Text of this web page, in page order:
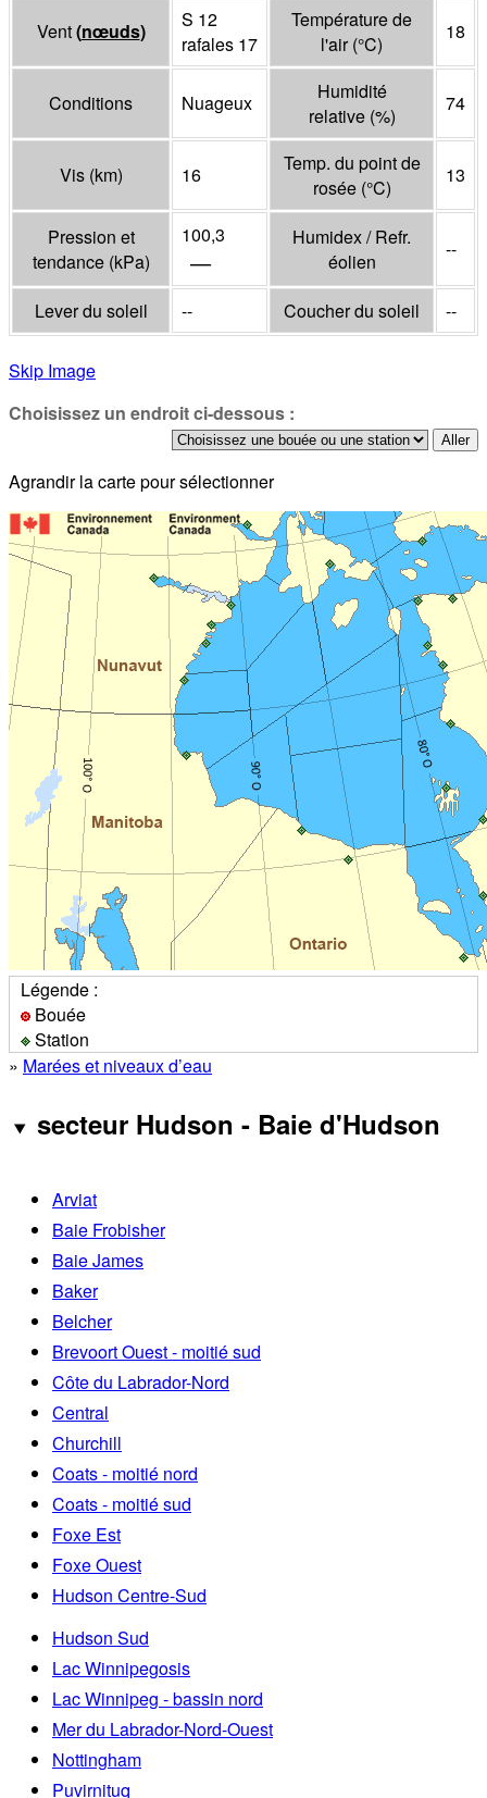
Vent(nœuds)
S 12
rafales 17
Température de
l'air(°C)
18
Conditions Nuageux
Humidité
relative (%)
74
Vis (km) 16
Temp. du point de
rosée (°C)
13
Pression et
tendance (kPa)
100,3
—
Humidex / Refr.
éolien
--
Lever du soleil -- Coucher du soleil --
Skip Image
Choisissez un endroit ci-dessous :
Agrandir la carte pour sélectionner
Légende :
Bouée
Station
» Marées et niveaux d’eau
secteur Hudson - Baie d'Hudson
Arviat
Baie Frobisher
Baie James
Baker
Belcher
Brevoort Ouest - moitié sud
Côte du Labrador-Nord
Central
Churchill
Coats - moitié nord
Coats - moitié sud
Foxe Est
Foxe Ouest
Hudson Centre-Sud
Hudson Sud
Lac Winnipegosis
Lac Winnipeg - bassin nord
Mer du Labrador-Nord-Ouest
Nottingham
Puvirnituq